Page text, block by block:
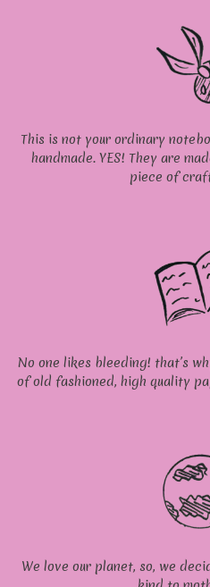
This is not your ordinary
handmade. YES! They are
piece of
No one likes bleeding! that’s
of old fashioned, high quality
We love our planet, so, we